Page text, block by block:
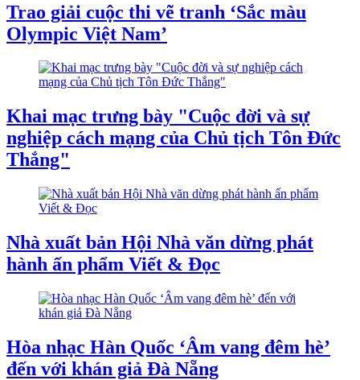
Trao giải cuộc thi vẽ tranh ‘Sắc màu
Olympic Việt Nam’
Khai mạc trưng bày "Cuộc đời và sự
nghiệp cách mạng của Chủ tịch Tôn Đức
Thắng"
Nhà xuất bản Hội Nhà văn dừng phát
hành ấn phẩm Viết & Đọc
Hòa nhạc Hàn Quốc ‘Âm vang đêm hè’
đến với khán giả Đà Nẵng